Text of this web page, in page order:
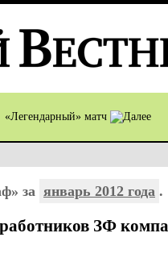
«Легендарный» матч
за январь 2012 года .
ЗФ